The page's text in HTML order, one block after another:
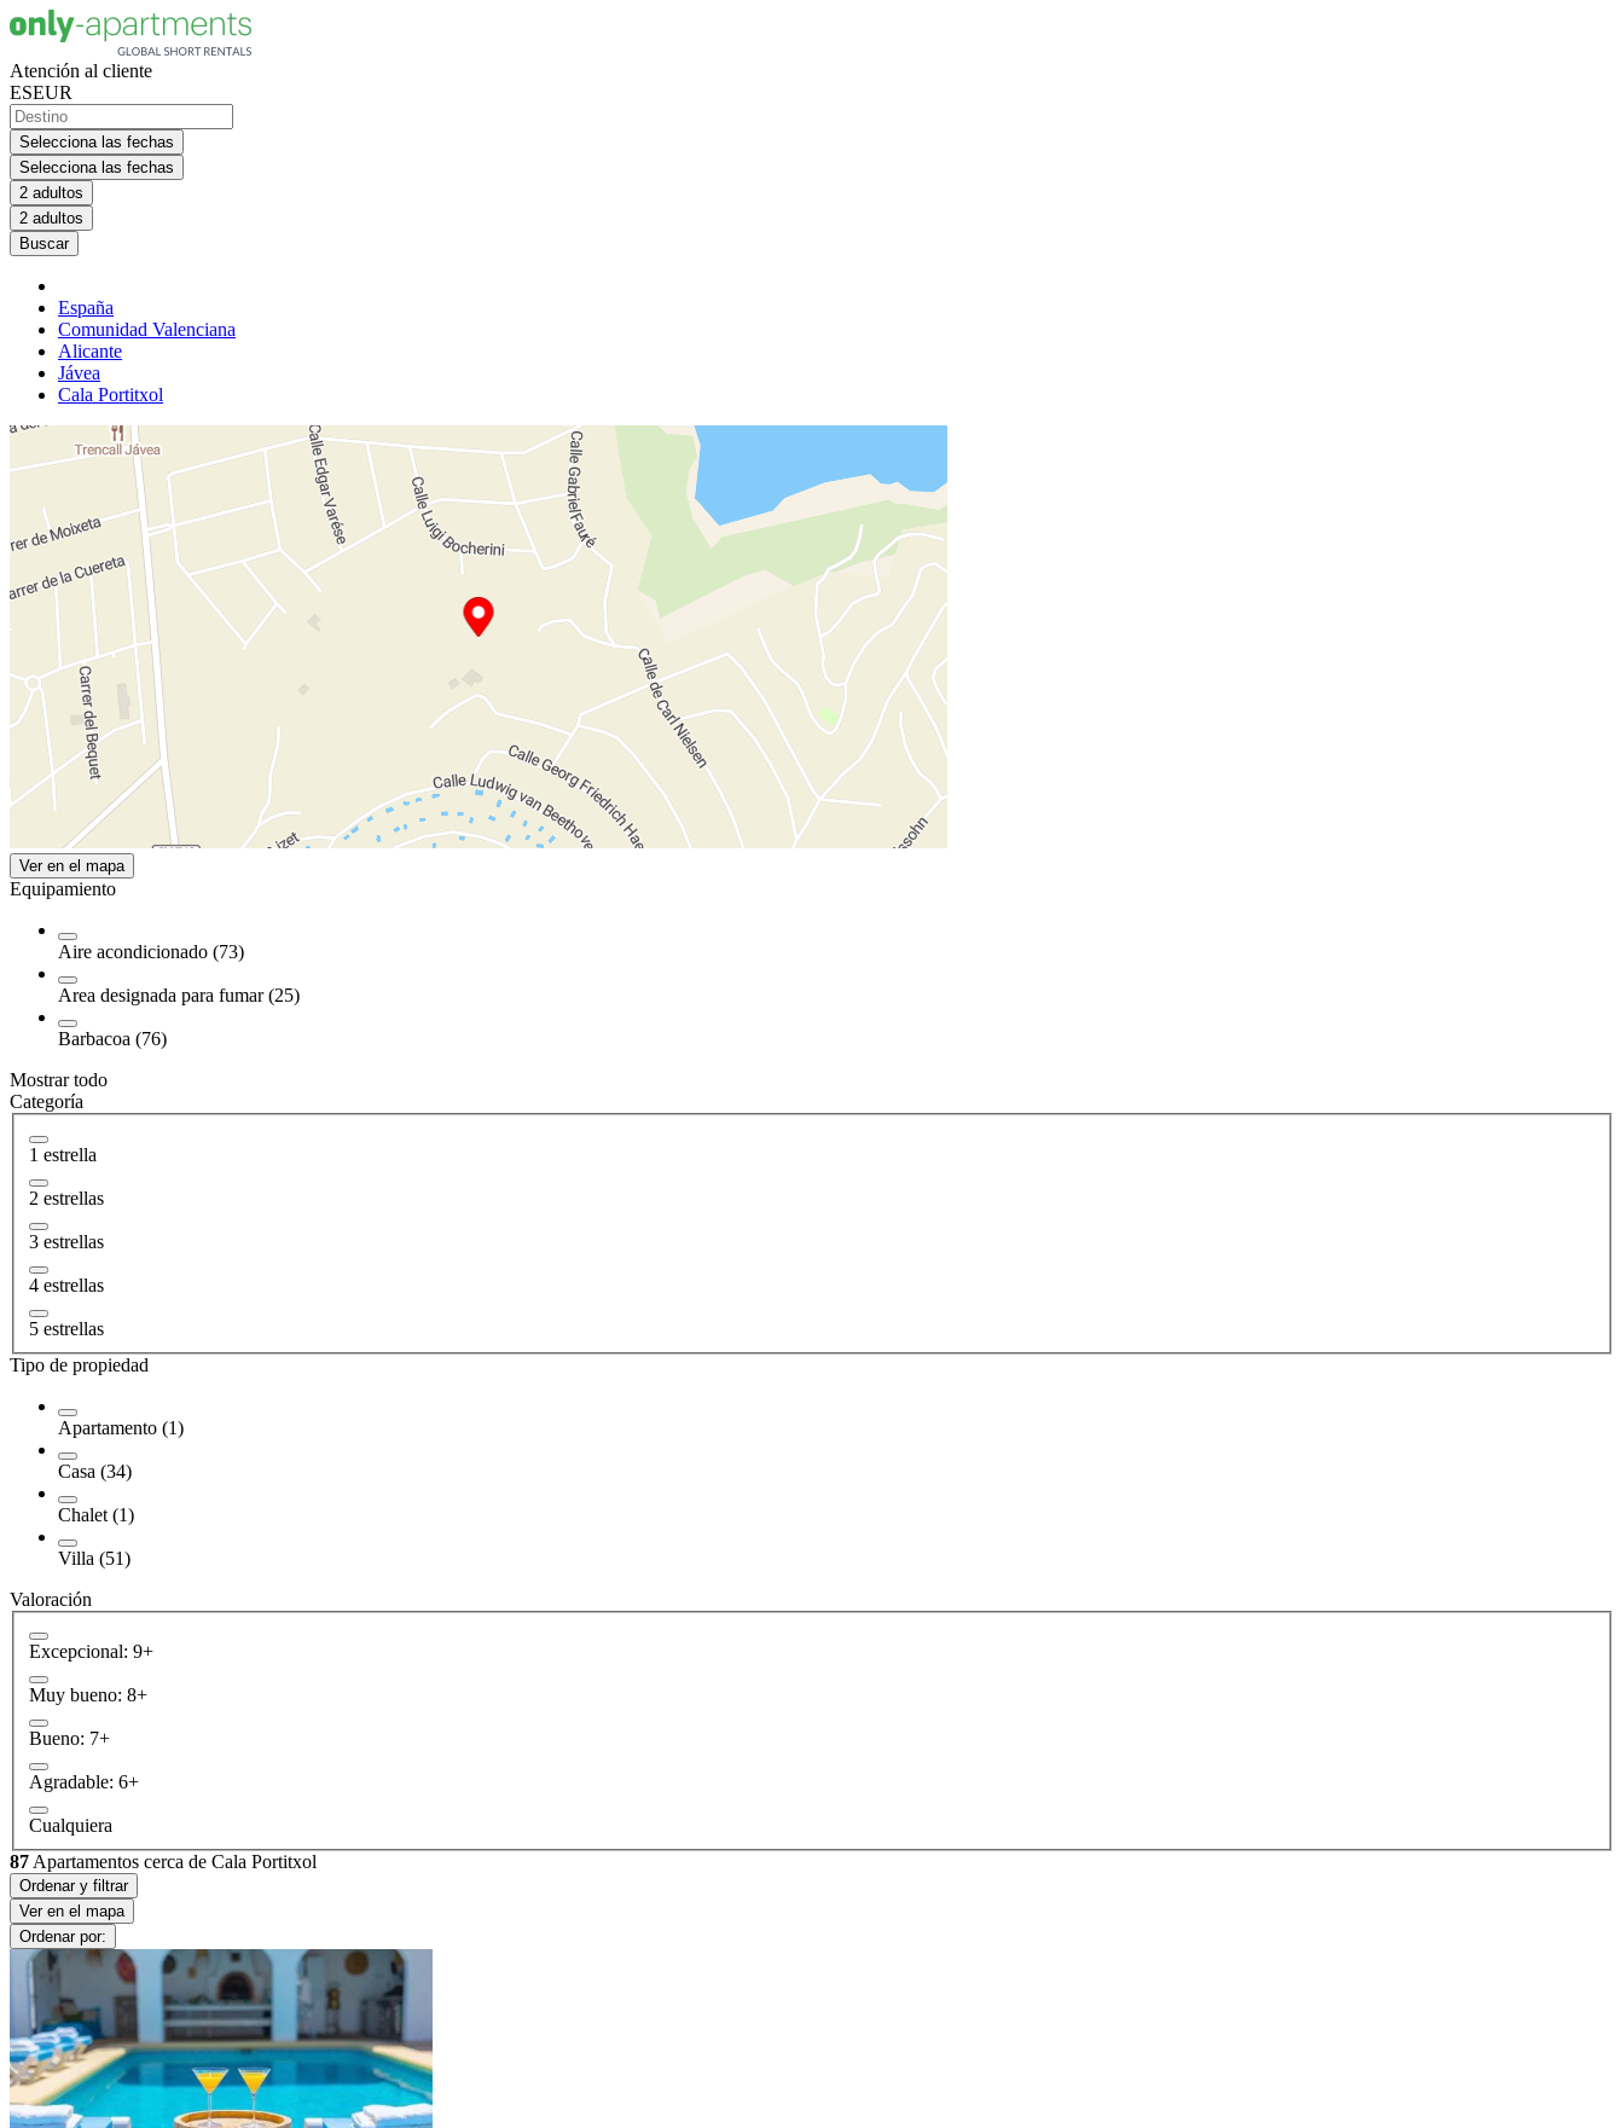
Atención al cliente
ESEUR
Selecciona las fechas
Selecciona las fechas
2 adultos
2 adultos
Buscar
España
Comunidad Valenciana
Alicante
Jávea
Cala Portitxol
Ver en el mapa
Equipamiento
Aire acondicionado (73)
Area designada para fumar (25)
Barbacoa (76)
Mostrar todo
Categoría
1 estrella
2 estrellas
3 estrellas
4 estrellas
5 estrellas
Tipo de propiedad
Apartamento (1)
Casa (34)
Chalet (1)
Villa (51)
Valoración
Excepcional: 9+
Muy bueno: 8+
Bueno: 7+
Agradable: 6+
Cualquiera
87 Apartamentos cerca de Cala Portitxol
Ordenar y filtrar
Ver en el mapa
Ordenar por: